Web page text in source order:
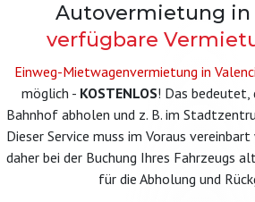
Autovermietung in
verfügbare
Einweg-Mietwagenvermietung in
möglich - KOSTENLOS! Das bedeutet,
Bahnhof abholen und z. B. im
Dieser Service muss im Voraus
daher bei der Buchung Ihres Fahrzeugs
für die Abholung und